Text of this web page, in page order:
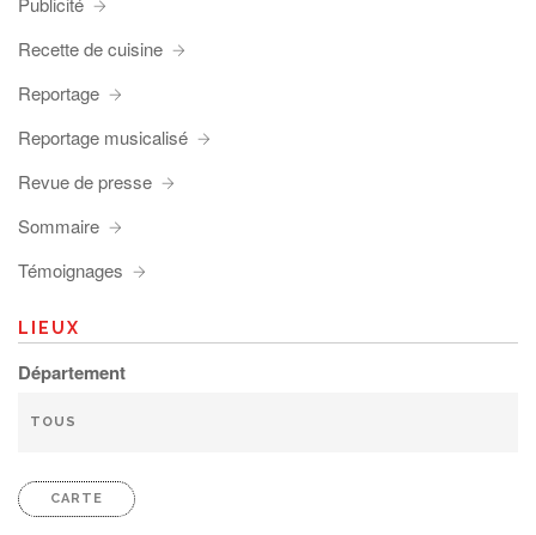
Recette de cuisine
Reportage
Reportage musicalisé
Revue de presse
Sommaire
Témoignages
LIEUX
Département
CARTE